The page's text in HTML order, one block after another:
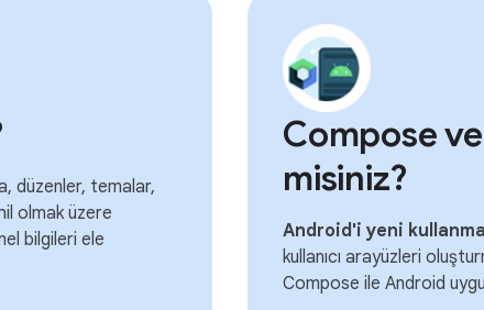
düzenler, temalar,
olmak üzere
bilgileri ele
Compose
misiniz?
Android'i yeni
kullanıcı arayüzleri
Compose ile Android